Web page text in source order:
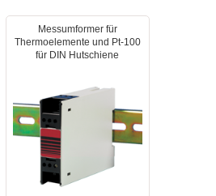
Messumformer für
Thermoelemente und Pt-100
für DIN Hutschiene